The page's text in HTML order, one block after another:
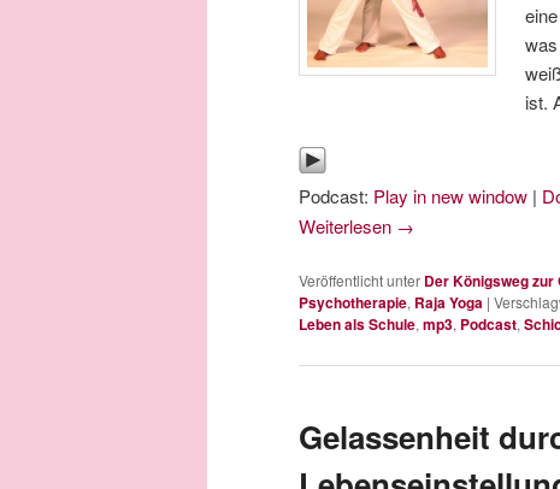
ist.
Podcast: Play in new window |
Weiterlesen →
Veröffentlicht unter Der Königsweg zur
Psychotherapie, Raja Yoga |
Leben als Schule,mp3, Podcast,
Gelassenheit